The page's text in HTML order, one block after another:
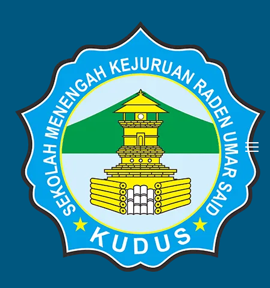
BERITA
Home Blog
Rekapilutasi Realisasi
Penggunaan Dana BOSP
Periode Tanggal : 1 Januari